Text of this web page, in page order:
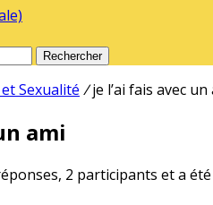
Rechercher
Sexualité / je l’ai fais avec un
ami
2 participants et a